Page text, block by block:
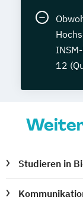
12
Studieren in